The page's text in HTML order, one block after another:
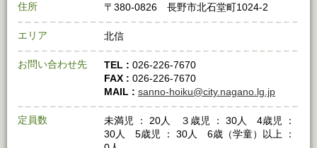
住所 〒380-0826 長野市北石堂町1024-2
エリア 北信
お問い合わせ先 TEL : 026-226-7670
FAX : 026-226-7670
MAIL : sanno-hoiku@city.nagano.lg.jp
定員数
未満児 ： 20人 ３歳児 ： 30人 4歳児 ：
30人 5歳児 ： 30人 6歳（学童）以上 ：